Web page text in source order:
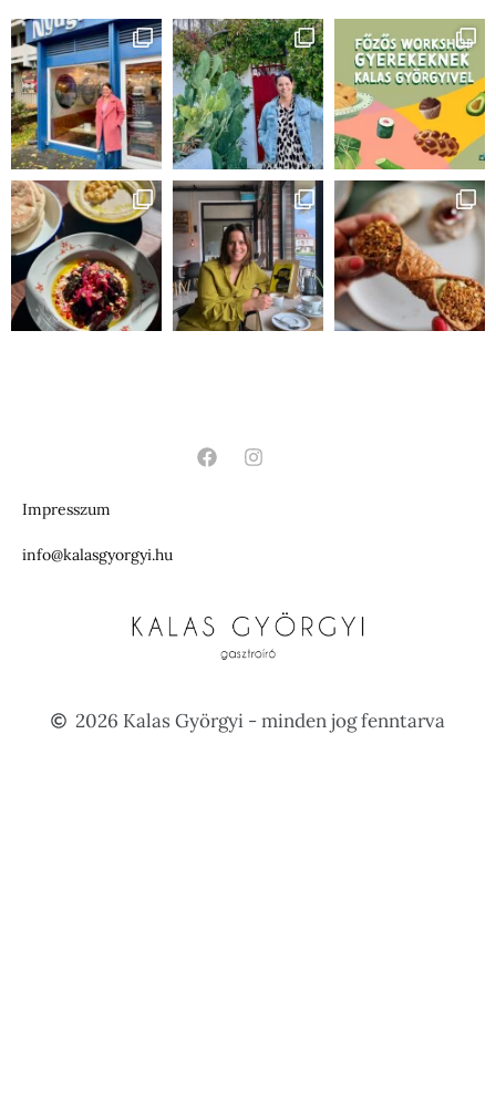
Impresszum
info@kalasgyorgyi.hu
2026 Kalas Györgyi - minden jog fenntarva